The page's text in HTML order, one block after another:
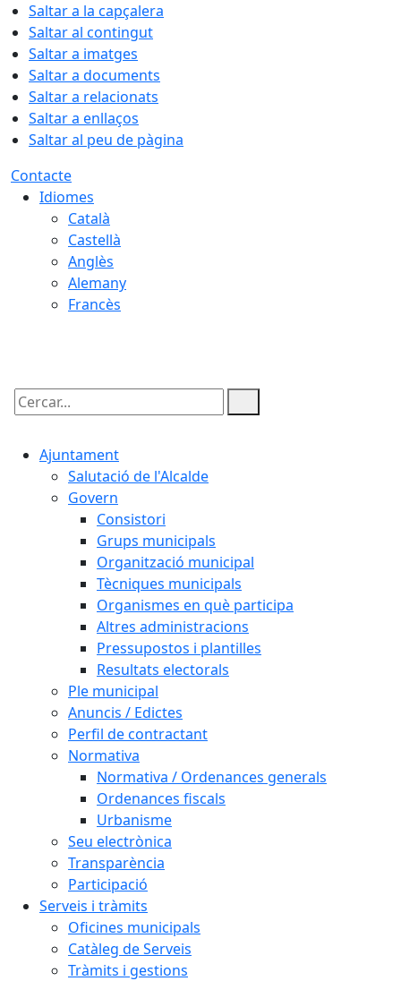
Saltar a la capçalera
Saltar al contingut
Saltar a imatges
Saltar a documents
Saltar a relacionats
Saltar a enllaços
Saltar al peu de pàgina
Contacte
Idiomes
Català
Castellà
Anglès
Alemany
Francès
Cercar:
Ajuntament
Salutació de l'Alcalde
Govern
Consistori
Grups municipals
Organització municipal
Tècniques municipals
Organismes en què participa
Altres administracions
Pressupostos i plantilles
Resultats electorals
Ple municipal
Anuncis / Edictes
Perfil de contractant
Normativa
Normativa / Ordenances generals
Ordenances fiscals
Urbanisme
Seu electrònica
Transparència
Participació
Serveis i tràmits
Oficines municipals
Catàleg de Serveis
Tràmits i gestions